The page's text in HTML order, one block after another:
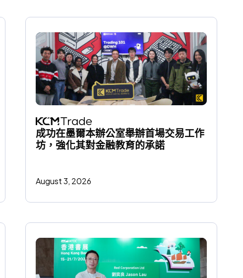
成功在墨爾本辦公室舉辦首場交易工作
坊，強化其對金融教育的承諾
August 3, 2026